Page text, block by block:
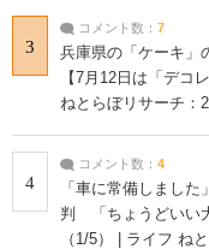
3
コメント数： 7
兵庫県の「ケーキ」
【7月12日は「デコ
ねとらぼリサーチ：
4
コメント数： 4
「車に常備しまし
判 「ちょうどいい
（1/5） | ライフ ね